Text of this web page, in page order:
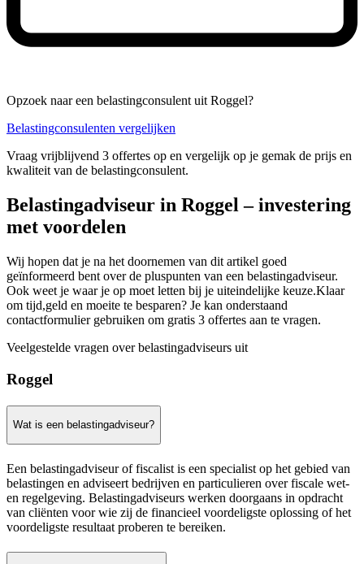
Opzoek naar een belastingconsulent uit Roggel?
Belastingconsulenten vergelijken
Vraag vrijblijvend 3 offertes op en vergelijk op je gemak de prijs en
kwaliteit van de belastingconsulent.
Belastingadviseur in Roggel – investering
met voordelen
Wij hopen dat je na het doornemen van dit artikel goed
geïnformeerd bent over de pluspunten van een belastingadviseur.
Ook weet je waar je op moet letten bij je uiteindelijke keuze.Klaar
om tijd,geld en moeite te besparen? Je kan onderstaand
contactformulier gebruiken om gratis 3 offertes aan te vragen.
Veelgestelde vragen over belastingadviseurs uit
Roggel
Wat is een belastingadviseur?
Een belastingadviseur of fiscalist is een specialist op het gebied van
belastingen en adviseert bedrijven en particulieren over fiscale wet-
en regelgeving. Belastingadviseurs werken doorgaans in opdracht
van cliënten voor wie zij de financieel voordeligste oplossing of het
voordeligste resultaat proberen te bereiken.